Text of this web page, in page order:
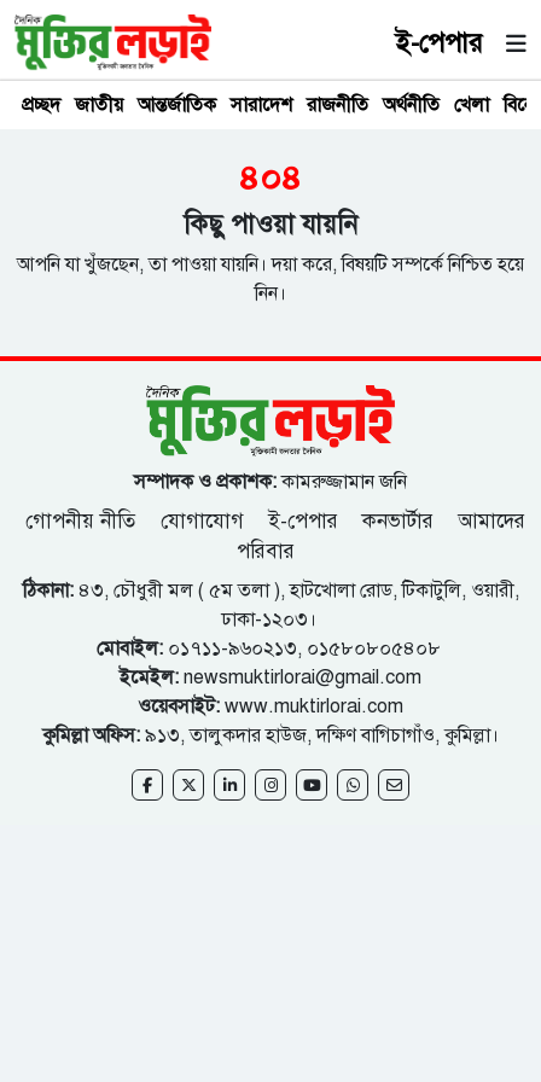
ই-পেপার
প্রচ্ছদ জাতীয় আন্তর্জাতিক সারাদেশ রাজনীতি অর্থনীতি খেলা
৪০৪
কিছু পাওয়া যায়নি
আপনি যা খুঁজছেন, তা পাওয়া যায়নি। দয়া করে, বিষয়টি সম্পর্কে নিশ্চিত হয়ে
নিন।
সম্পাদক ও প্রকাশক:কামরুজ্জামান জনি
গোপনীয় নীতি যোগাযোগ ই-পেপার কনভার্টার
আমাদের
পরিবার
ঠিকানা:৪৩, চৌধুরী মল ( ৫ম তলা ), হাটখোলা রোড, টিকাটুলি, ওয়ারী,
ঢাকা-১২০৩।
মোবাইল:০১৭১১-৯৬০২১৩, ০১৫৮০৮০৫৪০৮
ইমেইল: newsmuktirlorai@gmail.com
ওয়েবসাইট: www.muktirlorai.com
কুমিল্লা অফিস: ৯১৩, তালুকদার হাউজ, দক্ষিণ বাগিচাগাঁও, কুমিল্লা।